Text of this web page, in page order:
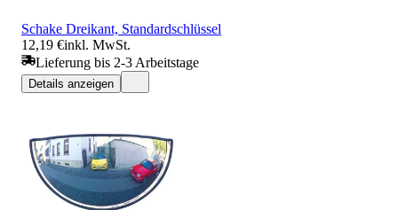
Schake Dreikant, Standardschlüssel
12,19 €inkl. MwSt.
Lieferung bis 2-3 Arbeitstage
Details anzeigen